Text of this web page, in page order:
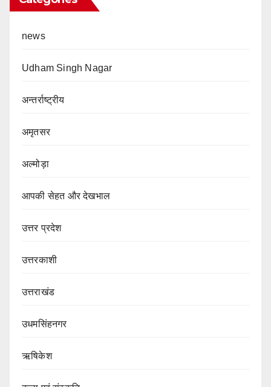
news
Udham Singh Nagar
अन्तर्राष्ट्रीय
अमृतसर
अल्मोड़ा
आपकी सेहत और देखभाल
उत्तर प्रदेश
उत्तरकाशी
उत्तराखंड
उधमसिंहनगर
ऋषिकेश